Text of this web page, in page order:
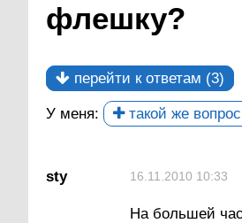
флешку?
перейти к ответам (3)
У меня: такой же
sty 16.11.2010 10:33
На большей